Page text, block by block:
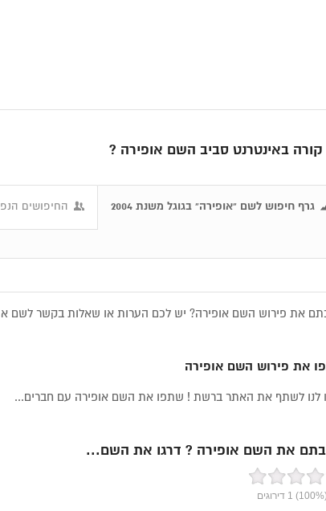
באינטרנט סביב השם אופירה ?
גרף חיפוש לשם "אופירה" בגוגל משנת 2004 החיפושים
את פירוש השם אופירה? יש לכם הערות או שאלות בקשר לשם
את פירוש השם אופירה
לנו לשתף את האתר ברשת ! שתפו את השם אופירה עם חברים...
את השם אופירה ? דרגו את השם...
(100%)
1 דירוגים